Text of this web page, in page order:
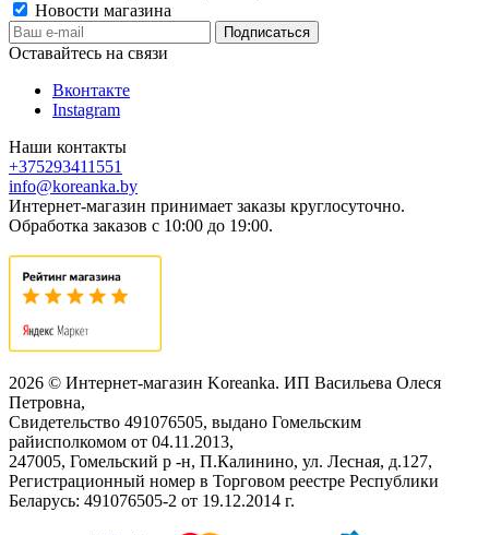
Новости магазина
Оставайтесь на связи
Вконтакте
Instagram
Наши контакты
+375293411551
info@koreanka.by
Интернет-магазин принимает заказы круглосуточно.
Обработка заказов с 10:00 до 19:00.
2026 © Интернет-магазин Koreanka. ИП Васильева Олеся
Петровна,
Свидетельство ‎491076505, выдано Гомельским
райисполкомом от 04.11.2013,
247005, Гомельский р -н, П.Калинино, ул. Лесная, д.127,
Регистрационный номер в Торговом реестре Республики
Беларусь: ‎491076505-2 от 19.12.2014 г.